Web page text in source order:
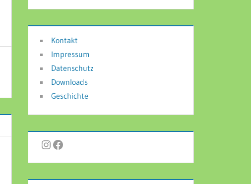
Kontakt
Impressum
Datenschutz
Downloads
Geschichte
Instagram
Facebook